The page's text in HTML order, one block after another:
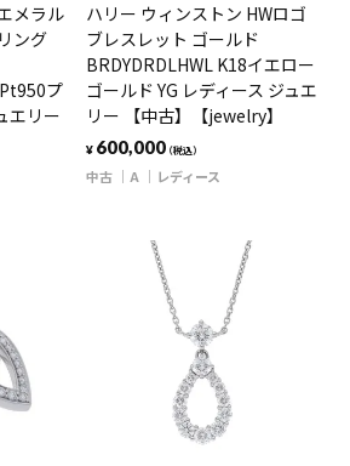
メラル
ング
プ
エリー
ハリー ウィンストン HWロゴ
ブレスレット ゴールド
BRDYDRDLHWL K18イエロー
ゴールド YG レディース ジュエ
リー 【中古】【jewelry】
¥ 600,000（税込）
中古 A レディース